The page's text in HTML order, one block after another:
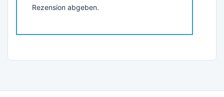
Rezension abgeben.